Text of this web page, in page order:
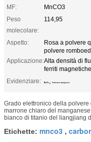
MF:
MnCO3
Peso
molecolare:
114,95
Aspetto:
Rosa a polvere
polvere
Applicazione:Alta densità di
ferriti
Evidenziare:
MnCO3 , Carbonato manganoso
Grado elettronico della
marrone chiaro del
bianco di titanio del liangjiang
Etichette: mnco3 ,